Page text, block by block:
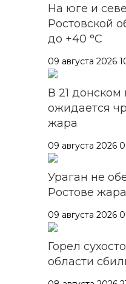
На юге и
Ростовской
до +40 °C
09 августа 2026
В 21
ожидается
жара
09 августа 2026
Ураган не
Ростове жара
09 августа 2026
Горел
области